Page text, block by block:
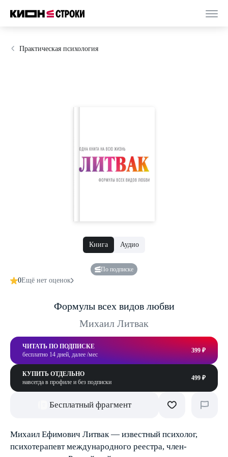
Практическая психология
Книга Аудио
По подписке
0Ещё нет оценок
Формулы всех видов любви
Михаил Литвак
ЧИТАТЬ ПО ПОДПИСКЕ
бесплатно 14 дней, далее /мес
399 ₽
КУПИТЬ ОТДЕЛЬНО
навсегда в профиле и без подписки
499 ₽
Бесплатный фрагмент
Михаил Ефимович Литвак — известный психолог,
психотерапевт международного реестра, член-